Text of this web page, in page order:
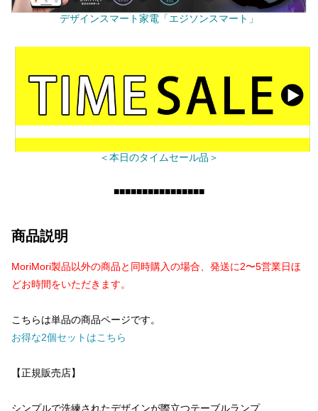
デザインスマート家電「エジソンスマート」
＜本日のタイムセール品＞
■■■■■■■■■■■■■■■■
商品説明
MoriMori製品以外の商品と同時購入の場合、発送に2〜5営業日ほ
どお時間をいただきます。
こちらは単品の商品ページです。
お得な2個セットはこちら
【正規販売店】
シンプルで洗練されたデザインが際立つテーブルランプ